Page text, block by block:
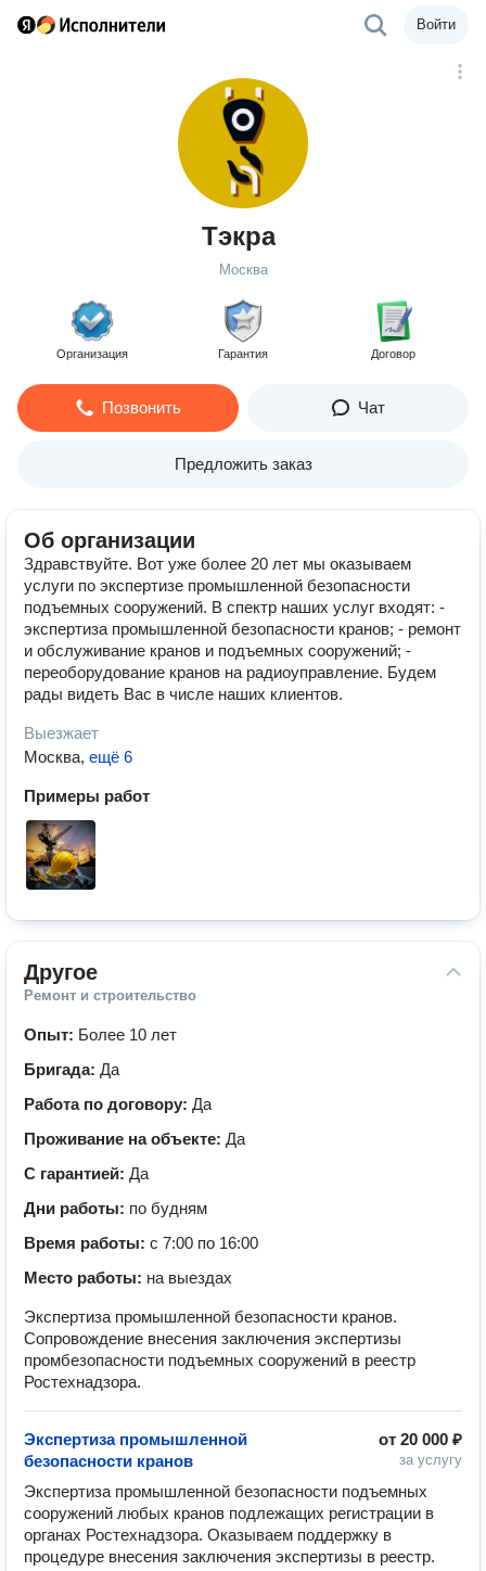
Войти
Тэкра
Москва
Организация Гарантия Договор
Позвонить Чат
Предложить заказ
Об организации
Здравствуйте. Вот уже более 20 лет мы оказываем
услуги по экспертизе промышленной безопасности
подъемных сооружений. В спектр наших услуг входят: -
экспертиза промышленной безопасности кранов; - ремонт
и обслуживание кранов и подъемных сооружений; -
переоборудование кранов на радиоуправление. Будем
рады видеть Вас в числе наших клиентов.
Выезжает
Москва, ещё 6
Примеры работ
Другое
Ремонт и строительство
Опыт: Более 10 лет
Бригада: Да
Работа по договору: Да
Проживание на объекте: Да
С гарантией: Да
Дни работы: по будням
Время работы: с 7:00 по 16:00
Место работы: на выездах
Экспертиза промышленной безопасности кранов.
Сопровождение внесения заключения экспертизы
промбезопасности подъемных сооружений в реестр
Ростехнадзора.
от 20 000 ₽
за услугу
Экспертиза промышленной
безопасности кранов
Экспертиза промышленной безопасности подъемных
сооружений любых кранов подлежащих регистрации в
органах Ростехнадзора. Оказываем поддержку в
процедуре внесения заключения экспертизы в реестр.